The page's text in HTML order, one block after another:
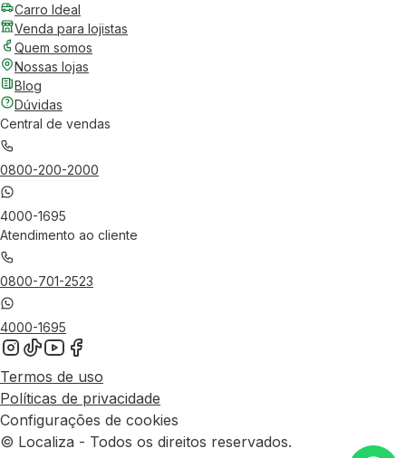
Carro Ideal
Venda para lojistas
Quem somos
Nossas lojas
Blog
Dúvidas
Central de vendas
0800-200-2000
4000-1695
Atendimento ao cliente
0800-701-2523
4000-1695
Termos de uso
Políticas de privacidade
Configurações de cookies
© Localiza - Todos os direitos reservados.